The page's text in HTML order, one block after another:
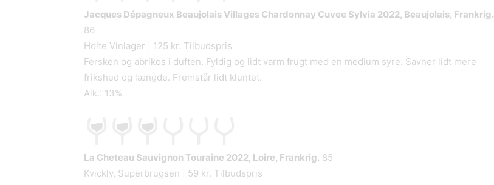
Jacques Dépagneux Beaujolais Villages Chardonnay Cuvee Sylvia 2022, Beaujolais, Frankrig.
86
Holte Vinlager | 125 kr. Tilbudspris
Fersken og abrikos i duften. Fyldig og lidt varm frugt med en medium syre. Savner lidt mere
frikshed og længde. Fremstår lidt kluntet.
Alk.: 13%
La Cheteau Sauvignon Touraine 2022, Loire, Frankrig. 85
Kvickly, Superbrugsen | 59 kr. Tilbudspris